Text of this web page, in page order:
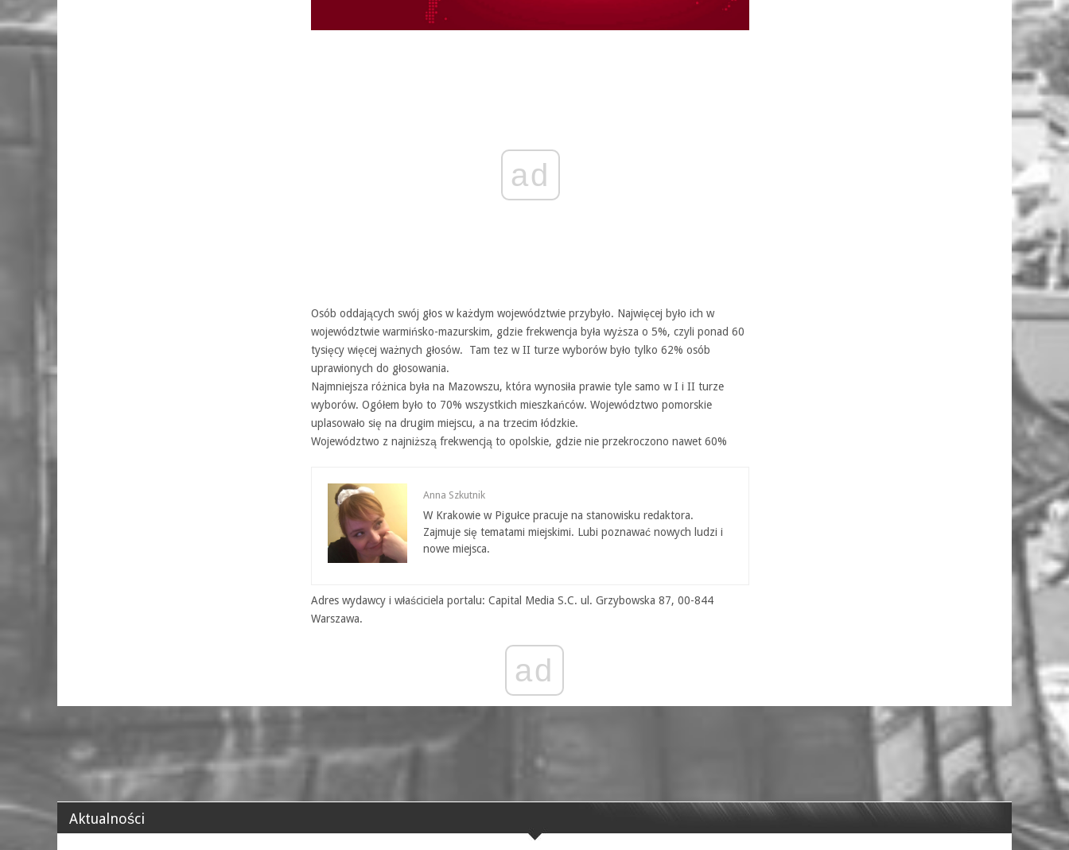
ad
Osób oddających swój głos w każdym województwie przybyło. Najwięcej było ich w
województwie warmińsko-mazurskim, gdzie frekwencja była wyższa o 5%, czyli ponad 60
tysięcy więcej ważnych głosów. Tam tez w II turze wyborów było tylko 62% osób
uprawionych do głosowania.
Najmniejsza różnica była na Mazowszu, która wynosiła prawie tyle samo w I i II turze
wyborów. Ogółem było to 70% wszystkich mieszkańców. Województwo pomorskie
uplasowało się na drugim miejscu, a na trzecim łódzkie.
Województwo z najniższą frekwencją to opolskie, gdzie nie przekroczono nawet 60%
Anna Szkutnik
W Krakowie w Pigułce pracuje na stanowisku redaktora.
Zajmuje się tematami miejskimi. Lubi poznawać nowych ludzi i
nowe miejsca.
Adres wydawcy i właściciela portalu: Capital Media S.C. ul. Grzybowska 87, 00-844
Warszawa.
ad
Aktualności